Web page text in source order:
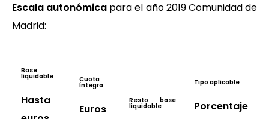
Escala autonómica para el año 2019 Comunidad de
Madrid:
Base
liquidable
Hasta
Cuota
íntegra
Euros
Resto base
liquidable
Tipo aplicable
Porcentaje